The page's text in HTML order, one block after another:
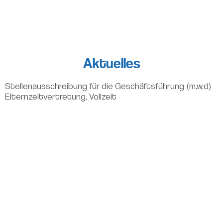
Aktuelles
Stellenausschreibung für die Geschäftsführung (m,w,d)
Elternzeitvertretung, Vollzeit